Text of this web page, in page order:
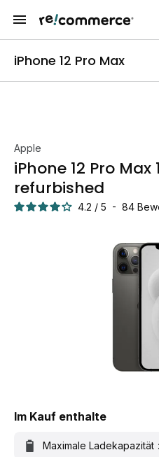
iPhone 12 Pro Max
Apple
iPhone 12 Pro Max
refurbished
4.2 / 5 - 84
Im Kauf enthalte
Maximale Ladekapazität